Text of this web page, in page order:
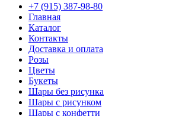
+7 (915) 387-98-80
Главная
Каталог
Контакты
Доставка и оплата
Розы
Цветы
Букеты
Шары без рисунка
Шары с рисунком
Шары с конфетти